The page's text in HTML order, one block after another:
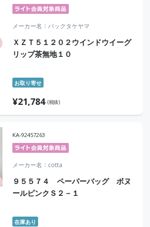
メーカー名 パックタケヤマ
ＸＺＴ５１２０２ウインドウイーグ
リップ茶無地１０
お取り寄せ
¥21,784 (税抜)
KA-92457263
メーカー名 cotta
９５５７４ ペーパーバッグ ボヌ
ールピンクＳ２－１
在庫あり